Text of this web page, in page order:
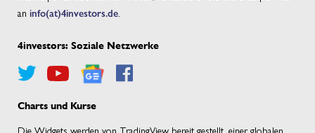
an info(at)4investors.de
4investors: Soziale Netzwerke
Charts und Kurse
Die Widgets werden von TradingView bereit gestellt, einer globalen